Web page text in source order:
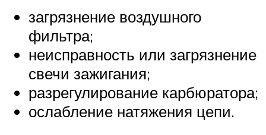
загрязнение воздушного
фильтра;
неисправность или загрязнение
свечи зажигания;
разрегулирование карбюратора;
ослабление натяжения цепи.